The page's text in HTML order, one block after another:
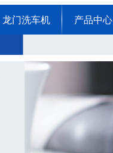
龙门洗车机 产品中心